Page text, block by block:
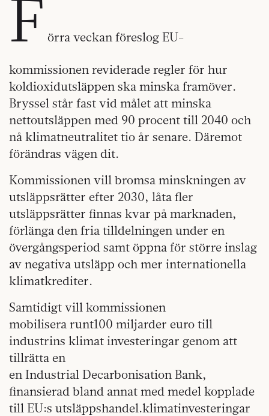
F örra veckan föreslog EU-
kommissionen reviderade regler för hur
koldioxidutsläppen ska minska framöver.
Bryssel står fast vid målet att minska
nettoutsläppen med 90 procent till 2040 och
nå klimatneutralitet tio år senare. Däremot
förändras vägen dit.
Kommissionen vill bromsa minskningen av
utsläppsrätter efter 2030, låta fler
utsläppsrätter finnas kvar på marknaden,
förlänga den fria tilldelningen under en
övergångsperiod samt öppna för större inslag
av negativa utsläpp och mer internationella
klimatkrediter.
Samtidigt vill kommissionen
mobilisera runt100 miljarder euro till
industrins klimat investeringar genom att
tillrätta en
en Industrial Decarbonisation Bank,
finansierad bland annat med medel kopplade
till EU:s utsläppshandel.klimatinvesteringar